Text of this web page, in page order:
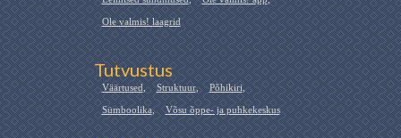
Ole valmis! laagrid
Tutvustus
Väärtused, Struktuur, Põhikiri,
Sümboolika, Võsu õppe- ja puhkekeskus